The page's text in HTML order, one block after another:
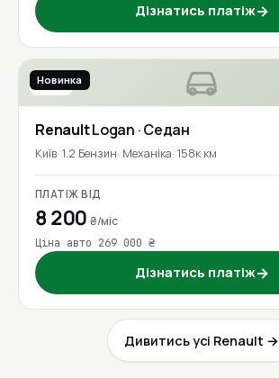
Дізнатись платіж→
2017
Новинка
RenaultLogan · Седан
Київ 1.2 Бензин Механіка 158к км
ПЛАТІЖ ВІД
8 200₴/міс
Ціна авто 269 000 ₴
Дізнатись платіж→
Дивитись усі Renault →